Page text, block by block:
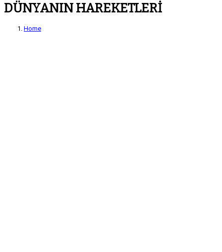
DÜNYANIN HAREKETLERİ
Home